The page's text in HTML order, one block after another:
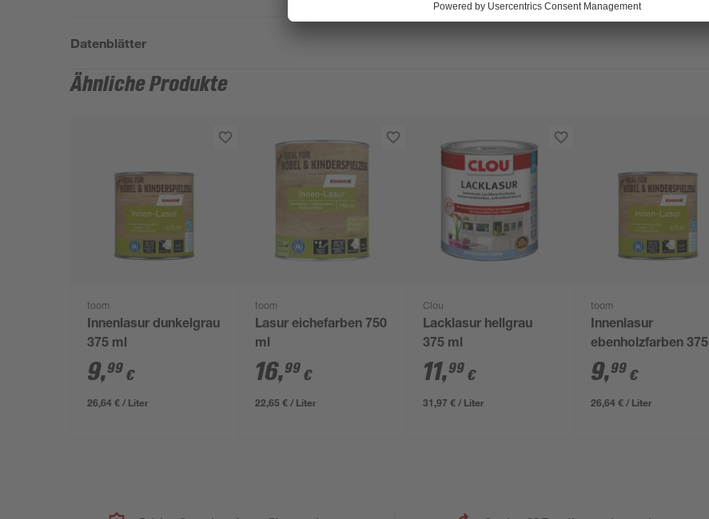
Datenblätter
Ähnliche Produkte
toom
Innenlasur dunkelgrau
375 ml
9,99 €
26,64 € / Liter
toom
Lasur eichefarben 750
ml
16,99 €
22,65 € / Liter
Clou
Lacklasur hellgrau
375 ml
11,99 €
31,97 € / Liter
toom
Innenlasur
ebenholzfarben 375
ml
9,99 €
26,64 € / Liter